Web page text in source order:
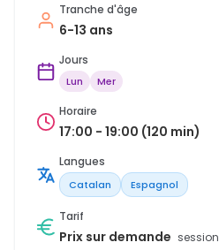
Tranche d'âge
6-13 ans
Jours
Lun Mer
Horaire
17:00 - 19:00 (120 min)
Langues
Catalan Espagnol
Tarif
Prix sur demande session